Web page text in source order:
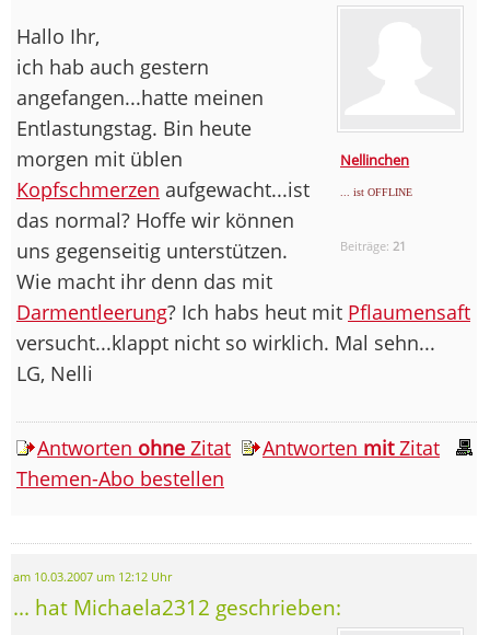
Nellinchen
... ist OFFLINE
Beiträge: 21
Hallo Ihr,
ich hab auch gestern
angefangen...hatte meinen
Entlastungstag. Bin heute
morgen mit üblen
Kopfschmerzen aufgewacht...ist
das normal? Hoffe wir können
uns gegenseitig unterstützen.
Wie macht ihr denn das mit
Darmentleerung? Ich habs heut mit Pflaumensaft
versucht...klappt nicht so wirklich. Mal sehn...
LG, Nelli
Antworten ohne Zitat Antworten mitZitat
Themen-Abo bestellen
am 10.03.2007 um 12:12 Uhr
... hat Michaela2312 geschrieben: